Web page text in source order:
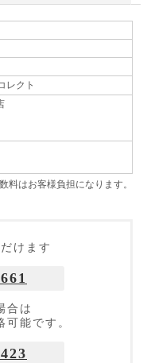
レクト
料はお客様負担になります。
けます
合は
能です。